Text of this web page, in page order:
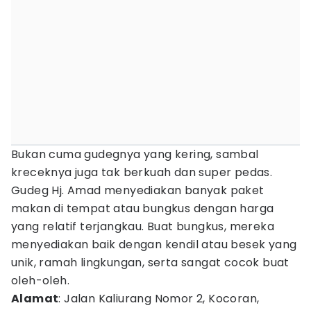
Bukan cuma gudegnya yang kering, sambal
kreceknya juga tak berkuah dan super pedas.
Gudeg Hj. Amad menyediakan banyak paket
makan di tempat atau bungkus dengan harga
yang relatif terjangkau. Buat bungkus, mereka
menyediakan baik dengan kendil atau besek yang
unik, ramah lingkungan, serta sangat cocok buat
oleh-oleh.
Alamat: Jalan Kaliurang Nomor 2, Kocoran,